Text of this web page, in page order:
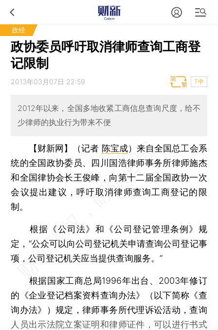
政经
政协委员呼吁取消律师查询工商登
记限制
2013年03月07日 22:59 T中
2012年以来，全国多地收紧工商信息查询尺度，给不
少律师的执业行为带来不便
【财新网】（记者 陈宝成） 来自全国总工会系
统的全国政协委员、四川国浩律师事务所律师施杰
和全国律协会长王俊峰，向第十二届全国政协一次
会议提出建议，呼吁取消律师查询工商登记的限
制。
根据《公司法》和《公司登记管理条例》规
定，“公众可以向公司登记机关申请查询公司登记事
项，公司登记机关应当提供查询服务。”
根据国家工商总局1996年出台、2003年修订
的《企业登记档案资料查询办法》（以下简称《查
询办法》）规定，律师事务所代理诉讼活动，查询
人员出示法院立案证明和律师证件，可以进行书式